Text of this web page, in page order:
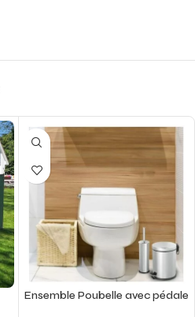
Ensemble Poubelle avec pédale